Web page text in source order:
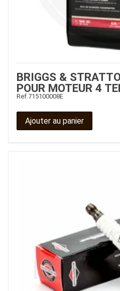
BRIGGS &
POUR MOTEUR 4
Ref. 715100008E
Ajouter au panier